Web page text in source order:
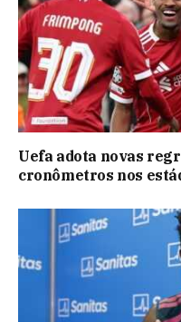
Uefa adota novas
cronômetros nos